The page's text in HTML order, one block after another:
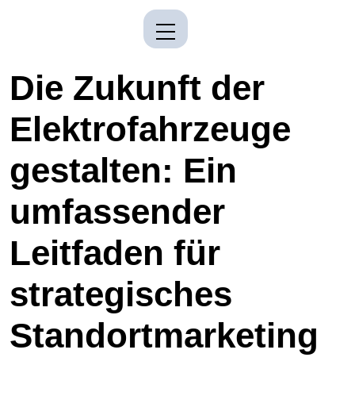
Die Zukunft der
Elektrofahrzeuge
gestalten: Ein
umfassender
Leitfaden für
strategisches
Standortmarketing